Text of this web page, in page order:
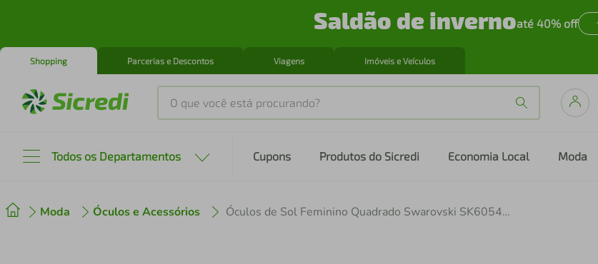
Saldão de invernoaté 40% off
Shopping Parcerias e Descontos Viagens Imóveis e Veículos
O que você está procurando?
Todos os Departamentos Cupons Produtos do Sicredi Economia Local Moda
Moda Óculos e Acessórios Óculos de Sol Feminino Quadrado Swarovski SK6054D-108474 63
2º cafeteira